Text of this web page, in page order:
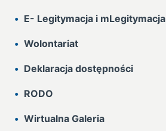
E- Legitymacja i mLegitymacja
Wolontariat
Deklaracja dostępności
RODO
Wirtualna Galeria